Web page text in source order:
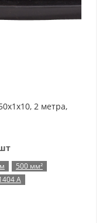
2 метра,
500 мм²
А